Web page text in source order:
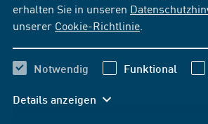
erhalten Sie in unseren
unserer Cookie-Richtlinie
Notwendig Funktional
Details anzeigen